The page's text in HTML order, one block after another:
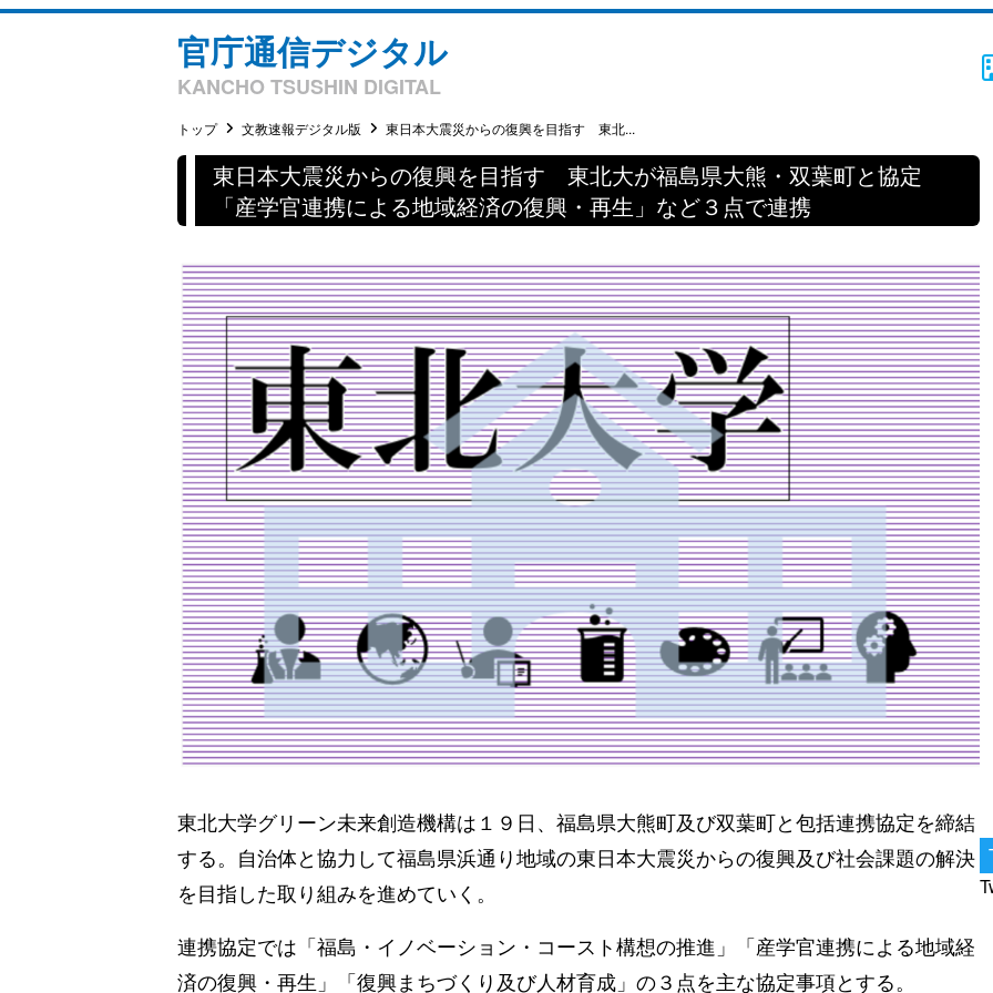
官庁通信デジタル
KANCHO TSUSHIN DIGITAL
トップ 文教速報デジタル版 東日本大震災からの復興を目指す 東北...
東日本大震災からの復興を目指す 東北大が福島県大熊・双葉町と協定
「産学官連携による地域経済の復興・再生」など３点で連携
東北大学グリーン未来創造機構は１９日、福島県大熊町及び双葉町と包括連携協定を締結
する。自治体と協力して福島県浜通り地域の東日本大震災からの復興及び社会課題の解決
を目指した取り組みを進めていく。
連携協定では「福島・イノベーション・コースト構想の推進」「産学官連携による地域経
済の復興・再生」「復興まちづくり及び人材育成」の３点を主な協定事項とする。